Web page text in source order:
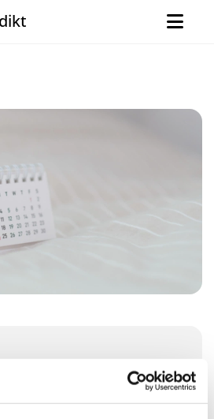
2027, 17:00 Uhr